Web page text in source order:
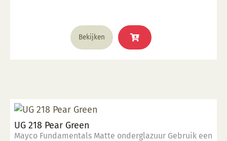
Bekijken
UG 218 Pear Green
Mayco Fundamentals Matte onderglazuur Gebruik een